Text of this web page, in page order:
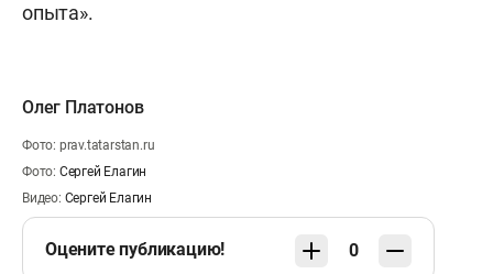
опыта».
Олег Платонов
Фото: prav.tatarstan.ru
Фото: Сергей Елагин
Видео: Сергей Елагин
Оцените публикацию! 0